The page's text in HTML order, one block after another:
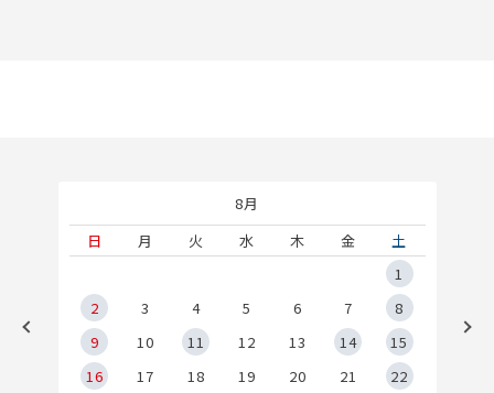
8月
日
月 火 水 木 金
土
1
2
3 4 5 6 7
8
9
10 11 12 13 14
15
16
17 18 19 20 21
22